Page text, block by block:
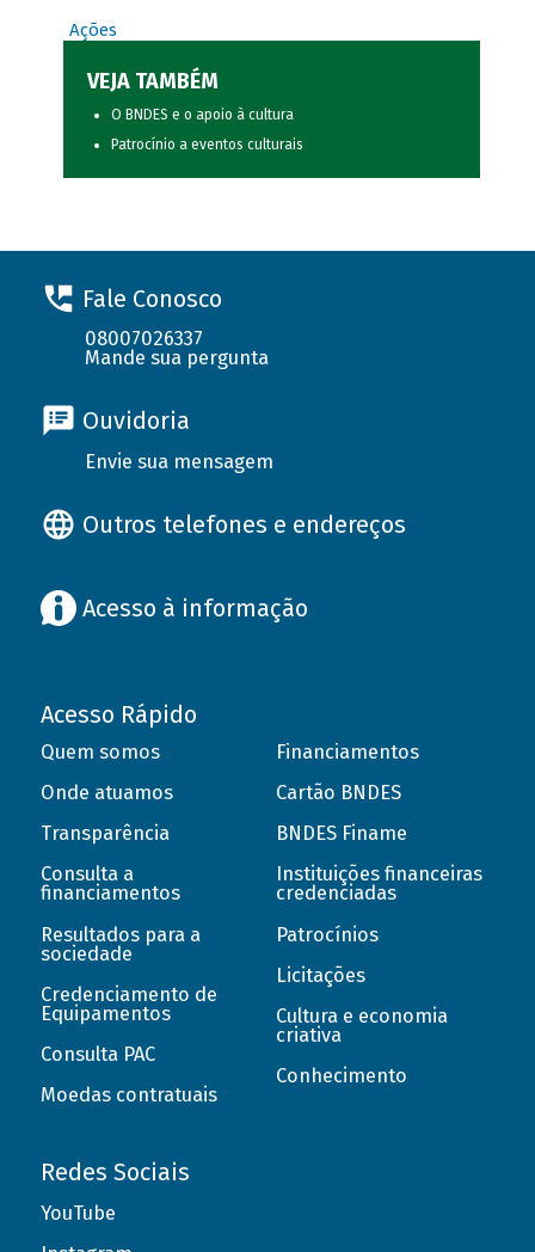
Ações
VEJA TAMBÉM
O BNDES e o apoio à cultura
Patrocínio a eventos culturais
Fale Conosco
08007026337
Mande sua pergunta
Ouvidoria
Envie sua mensagem
Outros telefones e endereços
Acesso à informação
Acesso Rápido
Quem somos
Onde atuamos
Transparência
Consulta a
financiamentos
Resultados para a
sociedade
Credenciamento de
Equipamentos
Consulta PAC
Moedas contratuais
Financiamentos
Cartão BNDES
BNDES Finame
Instituições financeiras
credenciadas
Patrocínios
Licitações
Cultura e economia
criativa
Conhecimento
Redes Sociais
YouTube